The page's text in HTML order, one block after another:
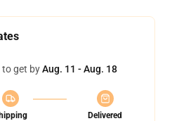
to get byAug. 11 - Aug. 18
Delivered